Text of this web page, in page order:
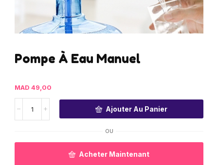
Pompe À Eau Manuel
MAD 49,00
Ajouter Au Panier
OU
Acheter Maintenant